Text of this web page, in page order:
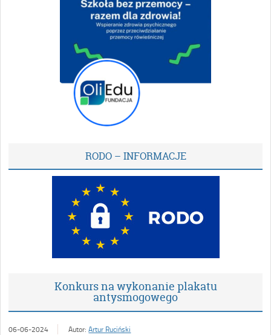
RODO – INFORMACJE
Konkurs na wykonanie plakatu
antysmogowego
06-06-2024 Autor:Artur Ruciński